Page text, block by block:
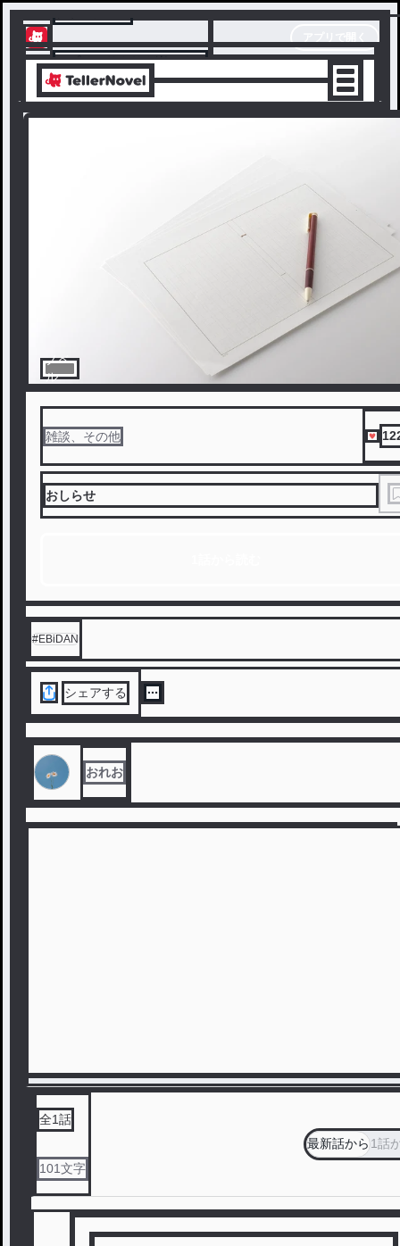
テラーノベル
アプリでサクサク楽しめる
ノベ
ル
雑談、その他
おしらせ
#EBiDAN
シェアする
おれお
全1話
101文字
最新話から1話